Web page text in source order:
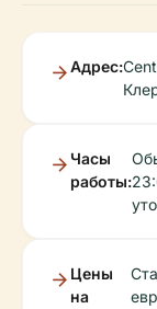
Адрес:
Часы
работы:
Цены
на